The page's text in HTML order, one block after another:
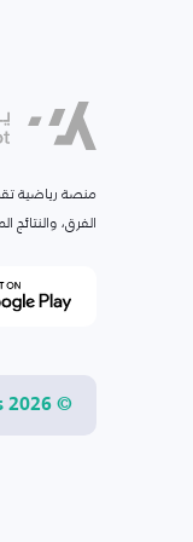
منصة رياضية
الفرق،
© 2026 YSscores. جميع الحقوق محفوظة.